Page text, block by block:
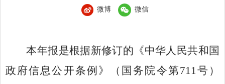
微博 微信
本年报是根据新修订的《中华人民共和国
政府信息公开条例》（国务院令第711 号）